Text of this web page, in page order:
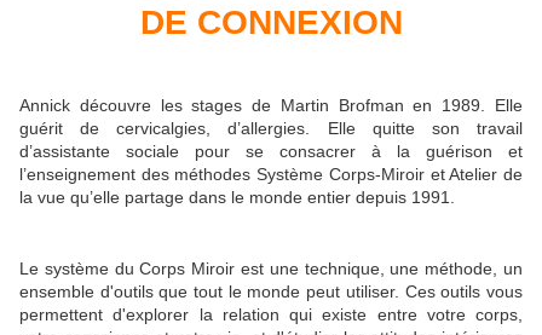
DE CONNEXION
Annick découvre les stages de Martin Brofman en 1989. Elle
guérit de cervicalgies, d’allergies. Elle quitte son travail
d’assistante sociale pour se consacrer à la guérison et
l’enseignement des méthodes Système Corps-Miroir et Atelier de
la vue qu’elle partage dans le monde entier depuis 1991.
Le système du Corps Miroir est une technique, une méthode, un
ensemble d'outils que tout le monde peut utiliser. Ces outils vous
permettent d'explorer la relation qui existe entre votre corps,